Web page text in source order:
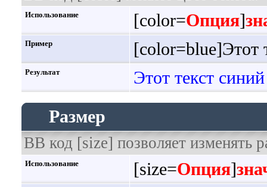
Использование [color=Опция]
Пример [color=blue]Этот
Результат
Этот текст синий
Размер
BB код [size] позволяет изменять
Использование [size=Опция]